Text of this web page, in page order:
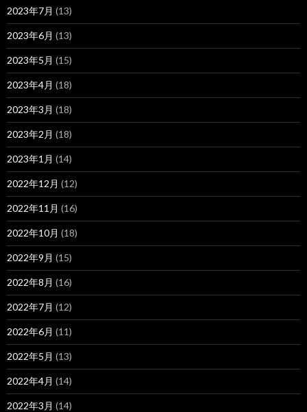
2023年7月 (13)
2023年6月 (13)
2023年5月 (15)
2023年4月 (18)
2023年3月 (18)
2023年2月 (18)
2023年1月 (14)
2022年12月 (12)
2022年11月 (16)
2022年10月 (18)
2022年9月 (15)
2022年8月 (16)
2022年7月 (12)
2022年6月 (11)
2022年5月 (13)
2022年4月 (14)
2022年3月 (14)